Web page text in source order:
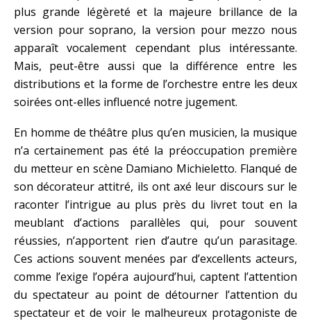
plus grande légèreté et la majeure brillance de la
version pour soprano, la version pour mezzo nous
apparaît vocalement cependant plus intéressante.
Mais, peut-être aussi que la différence entre les
distributions et la forme de l’orchestre entre les deux
soirées ont-elles influencé notre jugement.
En homme de théâtre plus qu’en musicien, la musique
n’a certainement pas été la préoccupation première
du metteur en scène Damiano Michieletto. Flanqué de
son décorateur attitré, ils ont axé leur discours sur le
raconter l’intrigue au plus près du livret tout en la
meublant d’actions parallèles qui, pour souvent
réussies, n’apportent rien d’autre qu’un parasitage.
Ces actions souvent menées par d’excellents acteurs,
comme l’exige l’opéra aujourd’hui, captent l’attention
du spectateur au point de détourner l’attention du
spectateur et de voir le malheureux protagoniste de